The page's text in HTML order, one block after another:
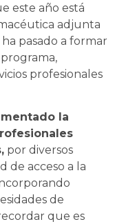
este año está
adjunta
pasado a formar
profesionales
la
por diversos
de acceso a la
de
que es